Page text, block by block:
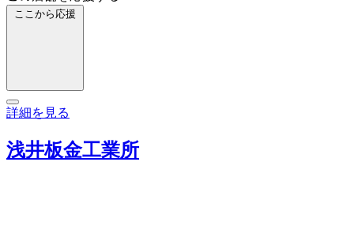
ここから応援
詳細を見る
浅井板金工業所